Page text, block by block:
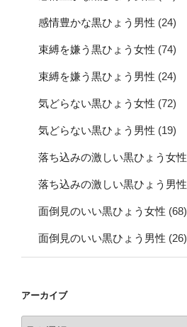
感情豊かな黒ひょう男性 (24)
束縛を嫌う黒ひょう女性 (74)
束縛を嫌う黒ひょう男性 (24)
気どらない黒ひょう女性 (72)
気どらない黒ひょう男性 (19)
落ち込みの激しい黒ひょう女性
落ち込みの激しい黒ひょう男性
面倒見のいい黒ひょう女性 (68)
面倒見のいい黒ひょう男性 (26)
アーカイブ